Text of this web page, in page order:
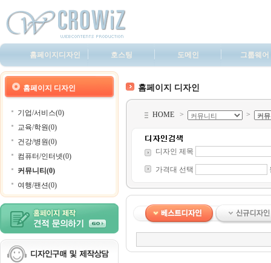
홈페이지디자인 호스팅 도메인 그룹웨어
홈페이지 디자인
기업/서비스(0)
교육/학원(0)
건강/병원(0)
컴퓨터/인터넷(0)
커뮤니티(0)
여행/팬션(0)
홈페이지 디자인
HOME > >
디자인 제목
가격대 선택